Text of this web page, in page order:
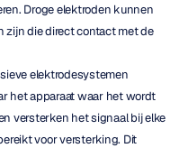
Droge elektroden kunnen
zijn die direct contact met de
elektrodesystemen
het apparaat waar het wordt
versterken het signaal bij elke
voor versterking. Dit